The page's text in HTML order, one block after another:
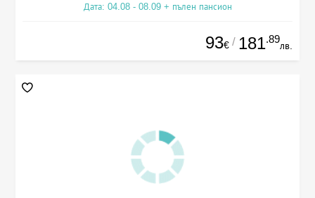
Дата: 04.08 - 08.09 + пълен пансион
93€ / 181.89
лв.